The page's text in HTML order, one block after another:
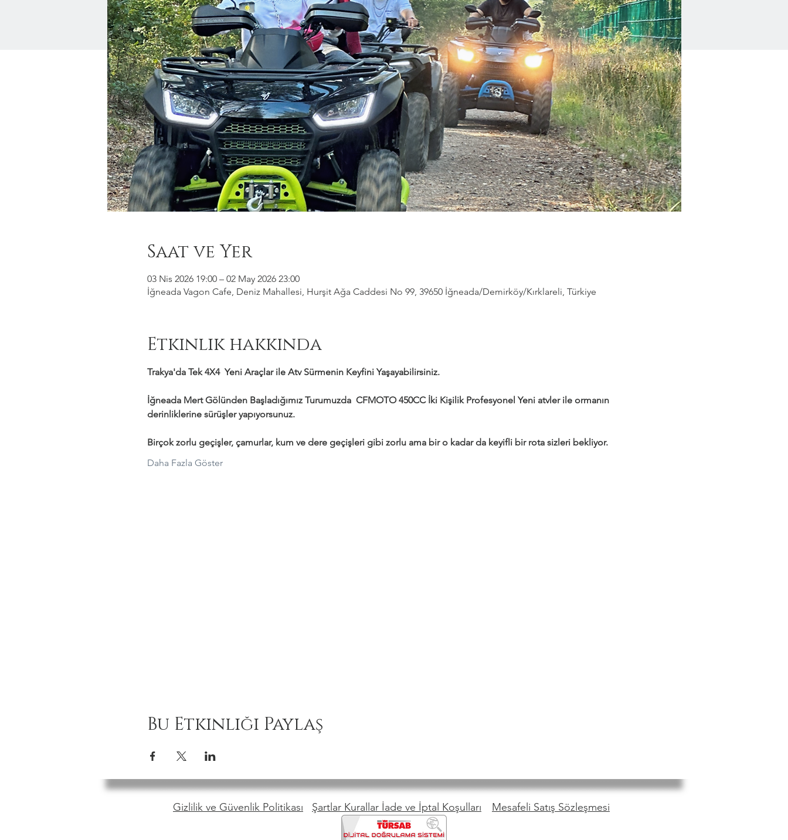
Saat ve Yer
03 Nis 2026 19:00 – 02 May 2026 23:00
İğneada Vagon Cafe, Deniz Mahallesi, Hurşit Ağa Caddesi No 99, 39650 İğneada/Demirköy/Kırklareli, Türkiye
Etkinlik hakkında
Trakya'da Tek 4X4  Yeni Araçlar ile Atv Sürmenin Keyfini Yaşayabilirsiniz.
İğneada Mert Gölünden Başladığımız Turumuzda  CFMOTO 450CC İki Kişilik Profesyonel Yeni atvler ile ormanın
derinliklerine sürüşler yapıyorsunuz.
Birçok zorlu geçişler, çamurlar, kum ve dere geçişleri gibi zorlu ama bir o kadar da keyifli bir rota sizleri bekliyor.
Daha Fazla Göster
Bu Etkinliği Paylaş
Gizlilik ve Güvenlik Politikası Şartlar Kurallar İade ve İptal Koşulları Mesafeli Satış Sözleşmesi